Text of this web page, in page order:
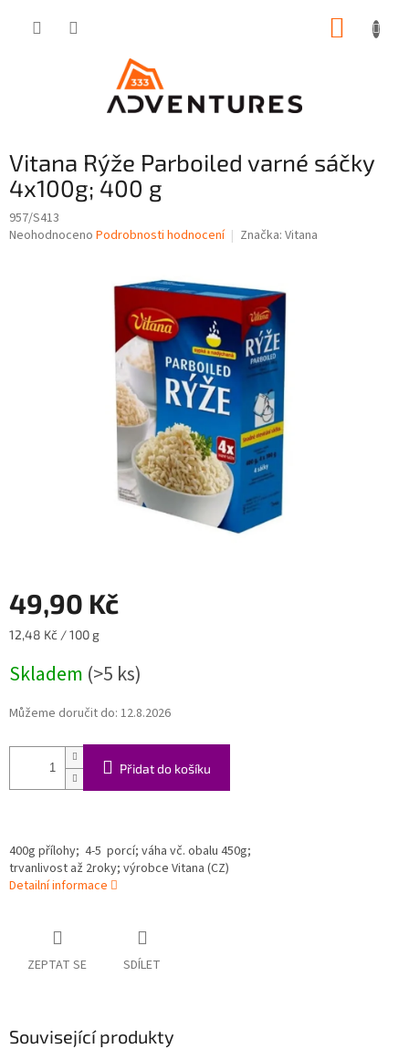
Vitana Rýže Parboiled varné sáčky
4x100g; 400 g
957/S413
Průměrné
Neohodnoceno Podrobnosti hodnocení Značka: Vitana
49,90 Kč
Měrná
12,48 Kč / 100 g
Skladem (>5 ks)
Můžeme doručit do: 12.8.2026
Přidat do košíku
400g přílohy; 4-5 porcí; váha vč. obalu 450g;
trvanlivost až 2roky; výrobce Vitana (CZ)
Detailní informace
ZEPTAT SE SDÍLET
Související produkty